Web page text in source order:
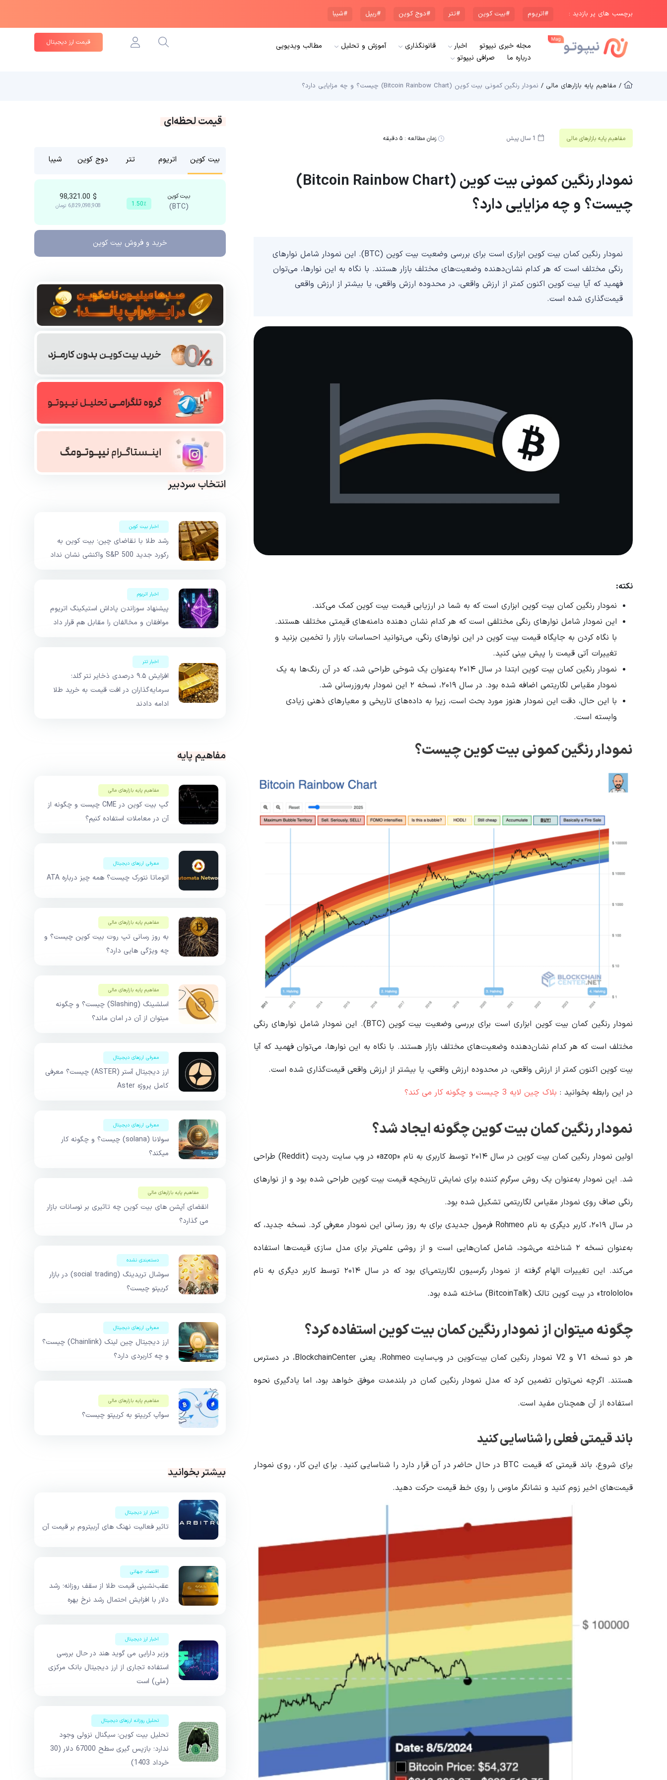
برچسب های پر بازدید : #اتریوم #بیت کوین #تتر #دوج کوین #ریپل #شیبا
مجله خبری نیپوتو اخبار قانونگذاری آموزش و تحلیل
مطالب ویدیویی
درباره ما
صرافی نیپوتو
قیمت ارز دیجیتال
/ مفاهیم پایه بازار‌های مالی / نمودار رنگین کمونی بیت کوین (Bitcoin Rainbow Chart) چیست؟ و چه مزایایی دارد؟
مفاهیم پایه بازار‌های مالی 1 سال پیش زمان مطالعه :۵ دقیقه
نمودار رنگین کمونی بیت کوین (Bitcoin Rainbow Chart)
چیست؟ و چه مزایایی دارد؟
نمودار رنگین کمان بیت‌ کوین ابزاری است برای بررسی وضعیت بیت‌ کوین (BTC). این نمودار شامل نوارهای
رنگی مختلف است که هر کدام نشان‌دهنده وضعیت‌های مختلف بازار هستند. با نگاه به این نوارها، می‌توان
فهمید که آیا بیت‌ کوین اکنون کمتر از ارزش واقعی، در محدوده ارزش واقعی، یا بیشتر از ارزش واقعی
قیمت‌گذاری شده است.
نکته:
نمودار رنگین کمان بیت‌ کوین ابزاری است که به شما در ارزیابی قیمت بیت‌ کوین کمک می‌کند.
این نمودار شامل نوارهای رنگی مختلفی است که هر کدام نشان‌ دهنده دامنه‌های قیمتی مختلف هستند.
با نگاه کردن به جایگاه قیمت بیت‌ کوین در این نوارهای رنگی، می‌توانید احساسات بازار را تخمین بزنید و
تغییرات آتی قیمت را پیش‌ بینی کنید.
نمودار رنگین کمان بیت‌ کوین ابتدا در سال ۲۰۱۴ به‌عنوان یک شوخی طراحی شد، که در آن رنگ‌ها به یک
نمودار مقیاس لگاریتمی اضافه شده بود. در سال ۲۰۱۹، نسخه ۲ این نمودار به‌روزرسانی شد.
با این حال، دقت این نمودار هنوز مورد بحث است، زیرا به داده‌های تاریخی و معیارهای ذهنی زیادی
وابسته است.
نمودار رنگین کمونی بیت کوین چیست؟
نمودار رنگین کمان بیت‌ کوین ابزاری است برای بررسی وضعیت بیت‌ کوین (BTC). این نمودار شامل نوارهای رنگی
مختلف است که هر کدام نشان‌دهنده وضعیت‌های مختلف بازار هستند. با نگاه به این نوارها، می‌توان فهمید که آیا
بیت‌ کوین اکنون کمتر از ارزش واقعی، در محدوده ارزش واقعی، یا بیشتر از ارزش واقعی قیمت‌گذاری شده است.
در این رابطه بخوانید‌ : بلاک چین لایه 3 چیست و چگونه کار می کند؟
نمودار رنگین کمان بیت‌ کوین چگونه ایجاد شد؟
اولین نمودار رنگین کمان بیت‌ کوین در سال ۲۰۱۴ توسط کاربری به نام «azop» در وب سایت ردیت (Reddit) طراحی
شد. این نمودار به‌عنوان یک روش سرگرم‌ کننده برای نمایش تاریخچه قیمت بیت‌ کوین طراحی شده بود و از نوارهای
رنگی صاف روی نمودار مقیاس لگاریتمی تشکیل شده بود.
در سال ۲۰۱۹، کاربر دیگری به نام Rohmeo فرمول جدیدی برای به‌ روز رسانی این نمودار معرفی کرد. نسخه جدید، که
به‌عنوان نسخه ۲ شناخته می‌شود، شامل کمان‌هایی است و از روشی علمی‌تر برای مدل‌ سازی قیمت‌ها استفاده
می‌کند. این تغییرات الهام گرفته از نمودار رگرسیون لگاریتمی‌ای بود که در سال ۲۰۱۴ توسط کاربر دیگری به نام
«trolololo» در بیت‌ کوین ‌تالک (BitcoinTalk) ساخته شده بود.
چگونه میتوان از نمودار رنگین کمان بیت‌ کوین استفاده کرد؟
هر دو نسخه V1 و V2 نمودار رنگین کمان بیت‌کوین در وب‌سایت Rohmeo، یعنی BlockchainCenter، در دسترس
هستند. اگرچه نمی‌توان تضمین کرد که مدل نمودار رنگین کمان در بلندمدت موفق خواهد بود، اما یادگیری نحوه
استفاده از آن همچنان مفید است.
باند قیمتی فعلی را شناسایی کنید
برای شروع، باند قیمتی که قیمت BTC در حال حاضر در آن قرار دارد را شناسایی کنید. برای این کار، روی نمودار
قیمت‌های اخیر زوم کنید و نشانگر ماوس را روی خط قیمت حرکت دهید.
قیمت لحظه‌ای
بیت کوین اتریوم تتر دوج کوین شیبا
بیت کوین
(BTC) 1.50٪
$
6,829,098,908 تومان
خرید و فروش بیت کوین
انتخاب سردبیر
اخبار بیت کوین
رشد طلا با تقاضای چین؛ بیت کوین به
رکورد جدید S&P 500 واکنشی نشان نداد
اخبار اتریوم
پیشنهاد سوزاندن پاداش استیکینگ اتریوم
موافقان و مخالفان را مقابل هم قرار داد
اخبار تتر
افزایش ۹.۵ درصدی ذخایر تتر گلد؛
سرمایه‌گذاران در افت قیمت به خرید طلا
ادامه دادند
مفاهیم پایه
مفاهیم پایه بازار‌های مالی
گپ بیت کوین در CME چیست و چگونه از
آن در معاملات استفاده کنیم؟
معرفی ارزهای دیجیتال
اتوماتا نتورک چیست؟ همه چیز درباره ATA
مفاهیم پایه بازار‌های مالی
به روز رسانی تپ‌ روت بیت کوین چیست؟ و
چه ویژگی هایی دارد؟
مفاهیم پایه بازار‌های مالی
اسلشینگ (Slashing) چیست؟ و چگونه
میتوان از آن در امان ماند؟
معرفی ارزهای دیجیتال
ارز دیجیتال آستر (ASTER) چیست؟ معرفی
کامل پروژه Aster
معرفی ارزهای دیجیتال
سولانا (solana) چیست؟ و چگونه کار
میکند؟
مفاهیم پایه بازار‌های مالی
انقضای آپشن های بیت کوین چه تاثیری بر نوسانات بازار
می گذارد؟
دسته‌بندی نشده
سوشال تریدینگ (social trading) در بازار
کریپتو چیست؟
معرفی ارزهای دیجیتال
ارز دیجیتال چین لینک (Chainlink) چیست؟
و چه کاربردی دارد؟
مفاهیم پایه بازار‌های مالی
سوآپ کریپتو به کریپتو چیست؟
بیشتر بخوانید
اخبار ارز دیجیتال
تاثیر فعالیت نهنگ های آربیتروم بر قیمت آن
اقتصاد جهانی
عقب‌نشینی قیمت طلا از سقف روزانه؛ رشد
دلار با افزایش احتمال رشد نرخ بهره
اخبار ارز دیجیتال
وزیر دارایی می گوید هند در حال بررسی
استفاده تجاری از ارز دیجیتال بانک مرکزی
(ملی) است
تحلیل روزانه ارزهای دیجیتال
تحلیل بیت کوین: سیگنال نزولی وجود
ندارد؛ بازپس گیری سطح 67000 دلار (30
خرداد 1403)